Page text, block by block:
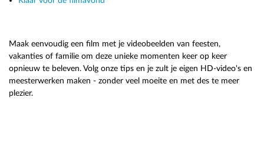
Maak eenvoudig een film met je videobeelden van feesten,
vakanties of familie om deze unieke momenten keer op keer
opnieuw te beleven. Volg onze tips en je zult je eigen HD-video's en
meesterwerken maken - zonder veel moeite en met des te meer
plezier.